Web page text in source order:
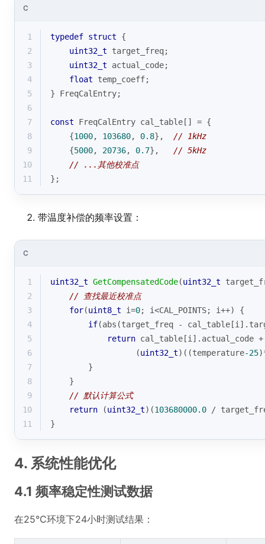
C
1 typedef struct {
2
uint32_t target_freq;
3
uint32_t actual_code;
4
float temp_coeff;
5
} FreqCalEntry;
6
7
const FreqCalEntry cal_table[] = {
8
    {
1000, 103680, 0.8}, // 1kHz
9
    {
5000, 20736, 0.7}, // 5kHz
10
// ...其他校准点
11
};
带温度补偿的频率设置：
C
1 uint32_t GetCompensatedCode(uint32_t
2
// 查找最近校准点
3
for(uint8_t i=0; i<CAL_POINTS; i++) {
4
if(abs (target_freq -
5
return cal_table[i].actual_code
6
                  (
uint32_t)((temperature-25
7
        }
8
    }
9
// 默认计算公式
10
return (uint32_t)(103680000.0 /
11
}
4. 系统性能优化
4.1 频率稳定性测试数据
在25°C环境下24小时测试结果：